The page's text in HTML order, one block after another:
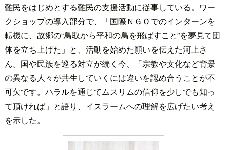
難民をはじめとする難民の支援活動に従事している。ワー
クショップの導入部分で、「国際ＮＧＯでのインターンを
転機に、故郷の“鳥取から平和の鳥を飛ばすこと”を夢見て団
体を立ち上げた」と、活動を始めた願いを伝えた河上さ
ん。国や民族を巡る対立が続く今、「宗教や文化など背景
の異なる人々が共生していくには違いを認め合うことが不
可欠です。ハラルを通じてムスリムの信仰を少しでも知っ
て頂ければ」と語り、イスラームへの理解を広げたい考え
を示した。